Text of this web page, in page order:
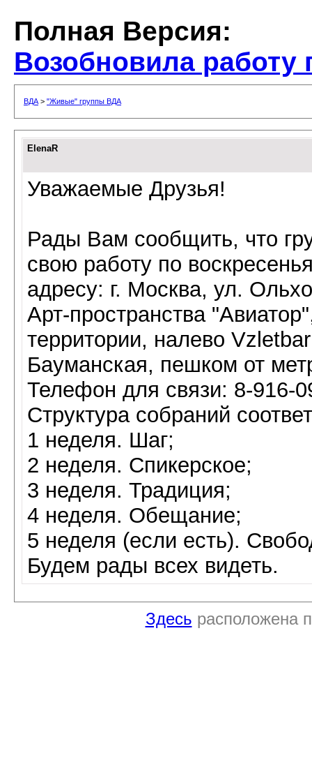
Полная Версия:
Возобновила работу
ВДА > "Живые" группы ВДА
ElenaR
Уважаемые Друзья!
Рады Вам сообщить, что
свою работу по
адресу: г. Москва, ул.
Арт-пространства
территории, налево
Бауманская, пешком от
Телефон для связи: 8-916-
Структура собраний
1 неделя. Шаг;
2 неделя. Спикерское;
3 неделя. Традиция;
4 неделя. Обещание;
5 неделя (если есть).
Будем рады всех видеть.
Здесь расположена